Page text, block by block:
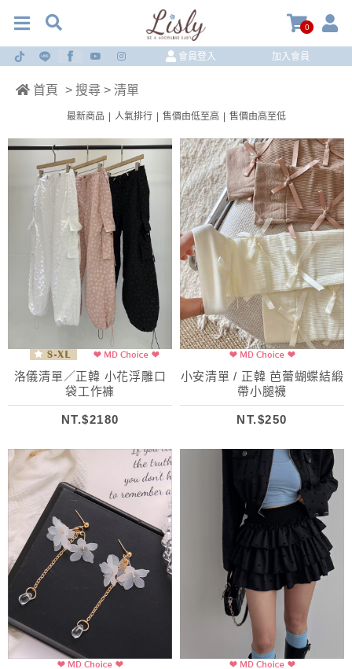
0
會員登入 加入會員
首頁 > 搜尋 > 清單
最新商品 人氣排行 售價由低至高 售價由高至低
洛儀清單／正韓 小花浮雕口
袋工作褲
NT.$2180
小安清單 / 正韓 芭蕾蝴蝶結緞
帶小腿襪
NT.$250